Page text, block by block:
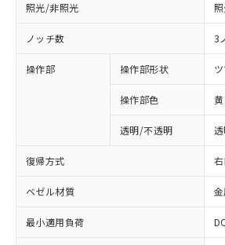
照光/非照光
ノッチ数 3
操作部 操作部形状
操作部色 黄
透明/不透明
復帰方式
ベゼル材質
最小適用負荷